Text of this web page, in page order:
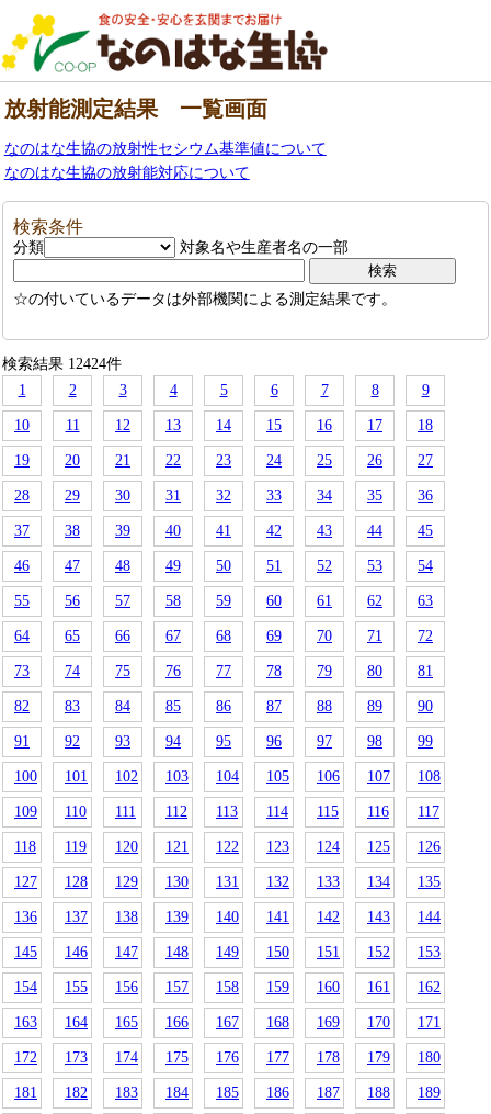
放射能測定結果 一覧画面
なのはな生協の放射性セシウム基準値について
なのはな生協の放射能対応について
検索条件
分類 対象名や生産者名の一部
☆の付いているデータは外部機関による測定結果です。
検索結果 12424件
1
2 3 4 5 6 7 8 9
10 11 12 13 14 15 16 17 18
19 20 21 22 23 24 25 26 27
28 29 30 31 32 33 34 35 36
37 38 39 40 41 42 43 44 45
46 47 48 49 50 51 52 53 54
55 56 57 58 59 60 61 62 63
64 65 66 67 68 69 70 71 72
73 74 75 76 77 78 79 80 81
82 83 84 85 86 87 88 89 90
91 92 93 94 95 96 97 98 99
100 101 102 103 104 105 106 107 108
109 110 111 112 113 114 115 116 117
118 119 120 121 122 123 124 125 126
127 128 129 130 131 132 133 134 135
136 137 138 139 140 141 142 143 144
145 146 147 148 149 150 151 152 153
154 155 156 157 158 159 160 161 162
163 164 165 166 167 168 169 170 171
172 173 174 175 176 177 178 179 180
181 182 183 184 185 186 187 188 189